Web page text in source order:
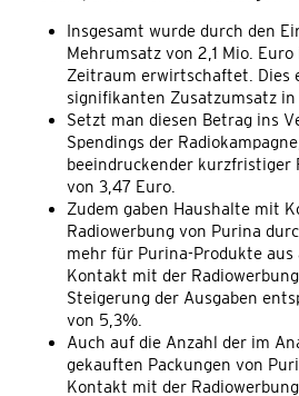
Insgesamt wurde durch den
Mehrumsatz von 2,1 Mio.
Zeitraum erwirtschaftet. Dies
signifikanten Zusatzumsatz in
Setzt man diesen Betrag ins
Spendings der
beeindruckender kurzfristiger
von 3,47 Euro.
Zudem gaben Haushalte mit
Radiowerbung von Purina
mehr für Purina-Produkte aus
Kontakt mit der
Steigerung der Ausgaben
von 5,3%.
Auch auf die Anzahl der im
gekauften Packungen von
Kontakt mit der